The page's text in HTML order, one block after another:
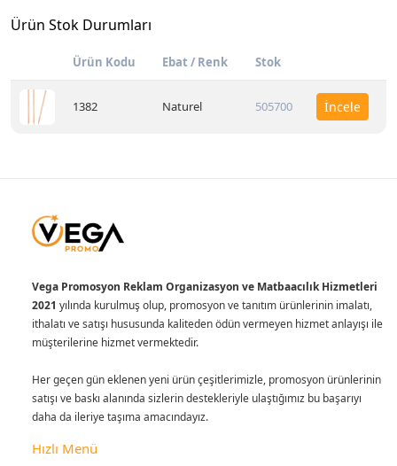
Ürün Stok Durumları
Ürün Kodu Ebat / Renk Stok
1382 Naturel 505700 İncele
Vega Promosyon Reklam Organizasyon ve Matbaacılık Hizmetleri
2021 yılında kurulmuş olup, promosyon ve tanıtım ürünlerinin imalatı,
ithalatı ve satışı hususunda kaliteden ödün vermeyen hizmet anlayışı ile
müşterilerine hizmet vermektedir.
Her geçen gün eklenen yeni ürün çeşitlerimizle, promosyon ürünlerinin
satışı ve baskı alanında sizlerin destekleriyle ulaştığımız bu başarıyı
daha da ileriye taşıma amacındayız.
Hızlı Menü